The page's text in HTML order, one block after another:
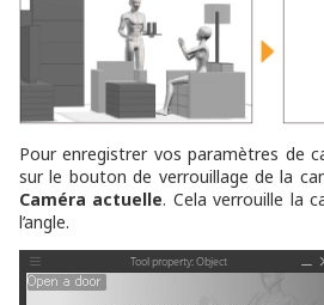
Pour enregistrer vos paramètres de
sur le bouton de verrouillage de la
Caméra actuelle. Cela verrouille la
l’angle.